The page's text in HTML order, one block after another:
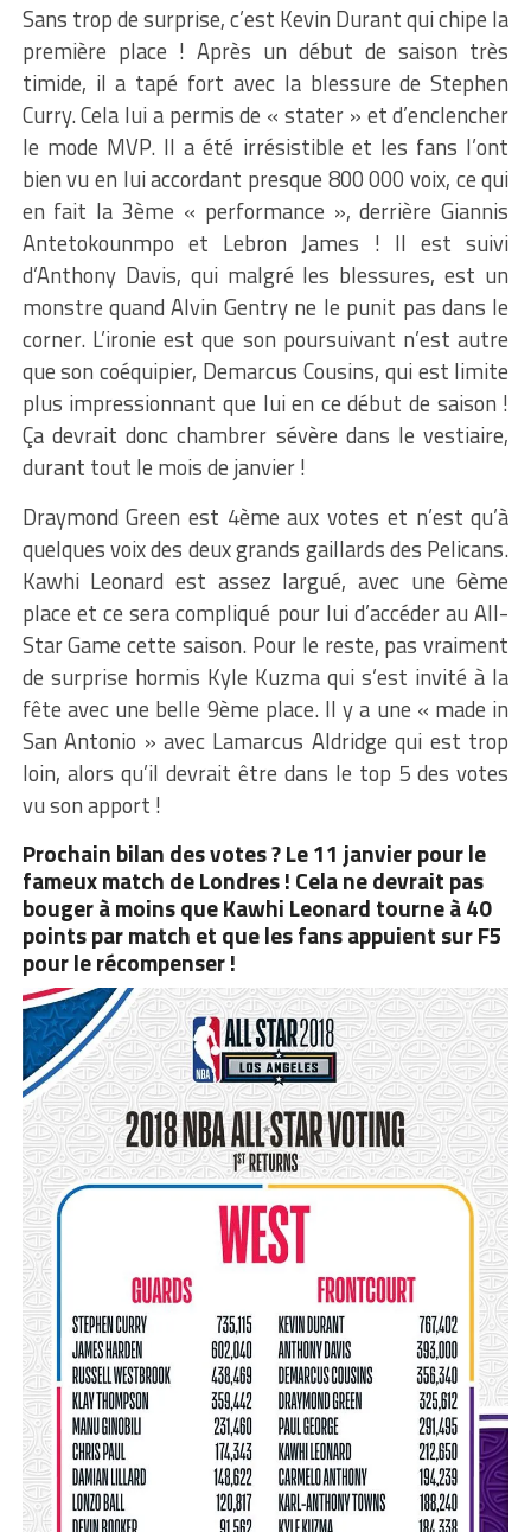
Sans trop de surprise, c’est Kevin Durant qui chipe la
première place ! Après un début de saison très
timide, il a tapé fort avec la blessure de Stephen
Curry. Cela lui a permis de « stater » et d’enclencher
le mode MVP. Il a été irrésistible et les fans l’ont
bien vu en lui accordant presque 800 000 voix, ce qui
en fait la 3ème « performance », derrière Giannis
Antetokounmpo et Lebron James ! Il est suivi
d’Anthony Davis, qui malgré les blessures, est un
monstre quand Alvin Gentry ne le punit pas dans le
corner. L’ironie est que son poursuivant n’est autre
que son coéquipier, Demarcus Cousins, qui est limite
plus impressionnant que lui en ce début de saison !
Ça devrait donc chambrer sévère dans le vestiaire,
durant tout le mois de janvier !
Draymond Green est 4ème aux votes et n’est qu’à
quelques voix des deux grands gaillards des Pelicans.
Kawhi Leonard est assez largué, avec une 6ème
place et ce sera compliqué pour lui d’accéder au All-
Star Game cette saison. Pour le reste, pas vraiment
de surprise hormis Kyle Kuzma qui s’est invité à la
fête avec une belle 9ème place. Il y a une « made in
San Antonio » avec Lamarcus Aldridge qui est trop
loin, alors qu’il devrait être dans le top 5 des votes
vu son apport !
Prochain bilan des votes ? Le 11 janvier pour le
fameux match de Londres ! Cela ne devrait pas
bouger à moins que Kawhi Leonard tourne à 40
points par match et que les fans appuient sur F5
pour le récompenser !